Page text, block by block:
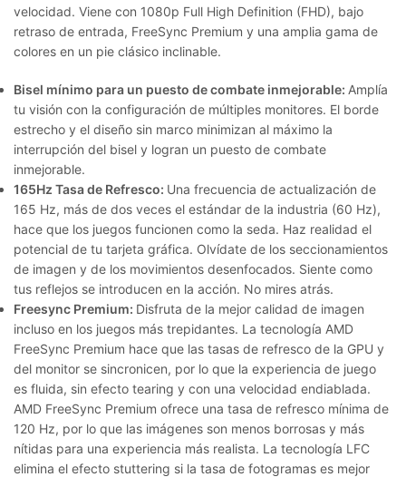
velocidad. Viene con 1080p Full High Definition (FHD), bajo
retraso de entrada, FreeSync Premium y una amplia gama de
colores en un pie clásico inclinable.
Bisel mínimo para un puesto de combate inmejorable: Amplía
tu visión con la configuración de múltiples monitores. El borde
estrecho y el diseño sin marco minimizan al máximo la
interrupción del bisel y logran un puesto de combate
inmejorable.
165Hz Tasa de Refresco: Una frecuencia de actualización de
165 Hz, más de dos veces el estándar de la industria (60 Hz),
hace que los juegos funcionen como la seda. Haz realidad el
potencial de tu tarjeta gráfica. Olvídate de los seccionamientos
de imagen y de los movimientos desenfocados. Siente como
tus reflejos se introducen en la acción. No mires atrás.
Freesync Premium: Disfruta de la mejor calidad de imagen
incluso en los juegos más trepidantes. La tecnología AMD
FreeSync Premium hace que las tasas de refresco de la GPU y
del monitor se sincronicen, por lo que la experiencia de juego
es fluida, sin efecto tearing y con una velocidad endiablada.
AMD FreeSync Premium ofrece una tasa de refresco mínima de
120 Hz, por lo que las imágenes son menos borrosas y más
nítidas para una experiencia más realista. La tecnología LFC
elimina el efecto stuttering si la tasa de fotogramas es mejor